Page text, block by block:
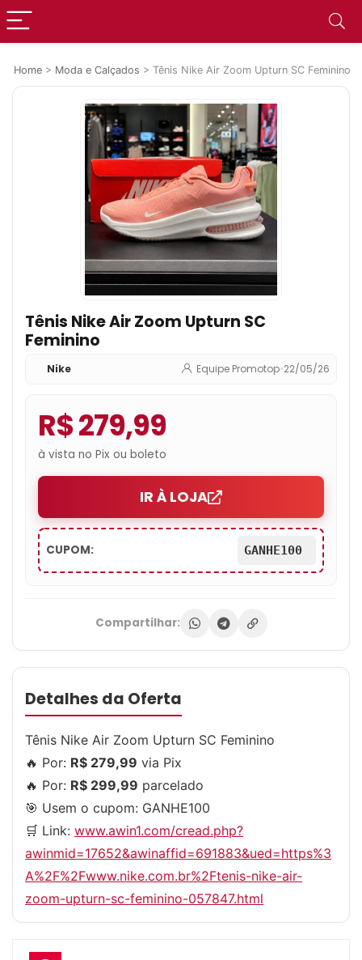
Home > Moda e Calçados > Tênis Nike Air Zoom Upturn SC Feminino
Tênis Nike Air Zoom Upturn SC
Feminino
Nike Equipe Promotop•22/05/26
R$ 279,99
à vista no Pix ou boleto
IR À LOJA
CUPOM: GANHE100
Compartilhar:
Detalhes da Oferta
Tênis Nike Air Zoom Upturn SC Feminino
🔥 Por: R$ 279,99 via Pix
🔥 Por: R$ 299,99 parcelado
🎯 Usem o cupom: GANHE100
🛒 Link: www.awin1.com/cread.php?
awinmid=17652&awinaffid=691883&ued=https%3
A%2F%2Fwww.nike.com.br%2Ftenis-nike-air-
zoom-upturn-sc-feminino-057847.html